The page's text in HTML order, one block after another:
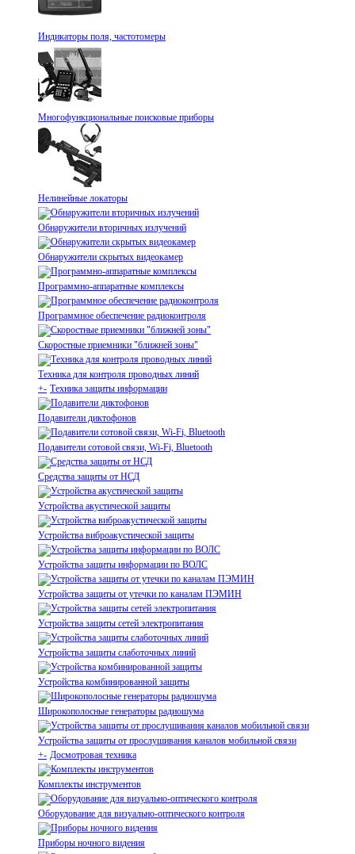
Индикаторы поля, частотомеры
Многофункциональные поисковые приборы
Нелинейные локаторы
Обнаружители вторичных излучений
Обнаружители скрытых видеокамер
Программно-аппаратные комплексы
Программное обеспечение радиоконтроля
Скоростные приемники "ближней зоны"
Техника для контроля проводных линий
+- Техника защиты информации
Подавители диктофонов
Подавители сотовой связи, Wi-Fi, Bluetooth
Средства защиты от НСД
Устройства акустической защиты
Устройства виброакустической защиты
Устройства защиты информации по ВОЛС
Устройства защиты от утечки по каналам ПЭМИН
Устройства защиты сетей электропитания
Устройства защиты слаботочных линий
Устройства комбинированной защиты
Широкополосные генераторы радиошума
Устройства защиты от прослушивания каналов мобильной связи
+- Досмотровая техника
Комплекты инструментов
Оборудование для визуально-оптического контроля
Приборы ночного видения